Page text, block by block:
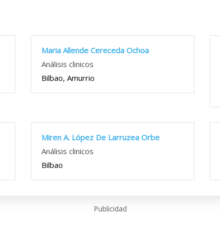
Maria Allende Cereceda Ochoa
Análisis clinicos
Bilbao, Amurrio
Miren A. López De Larruzea Orbe
Análisis clinicos
Bilbao
Publicidad